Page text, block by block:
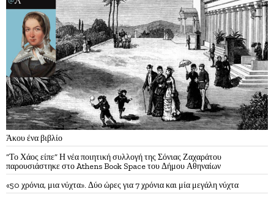
Άκου ένα βιβλίο
“Το Χάος είπε” Η νέα ποιητική συλλογή της Σόνιας Ζαχαράτου
παρουσιάστηκε στο Athens Book Space του Δήμου Αθηναίων
«50 χρόνια, μια νύχτα». Δύο ώρες για 7 χρόνια και μία μεγάλη νύχτα